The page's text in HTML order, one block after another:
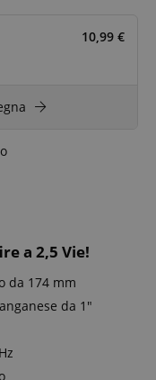
a 2,5 Vie!
da 174 mm
da 1"
10,99 €